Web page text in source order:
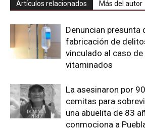
Artículos relacionados Más del autor
Denuncian presunta
fabricación de
vinculado al caso
vitaminados
La asesinaron por
cemitas para
una abuelita de 83
conmociona a